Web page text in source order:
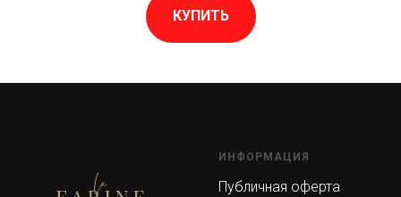
КУПИТЬ
ИНФОРМАЦИЯ
Публичная оферта